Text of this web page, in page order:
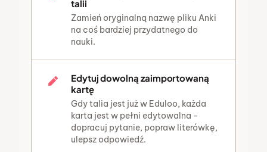
talii
Zamień oryginalną nazwę pliku Anki
na coś bardziej przydatnego do
nauki.
Edytuj dowolną zaimportowaną
kartę
Gdy talia jest już w Eduloo, każda
karta jest w pełni edytowalna -
dopracuj pytanie, popraw literówkę,
ulepsz odpowiedź.